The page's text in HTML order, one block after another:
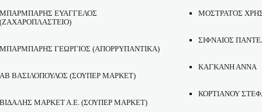
ΜΠΑΡΜΠΑΡΗΣ ΕΥΑΓΓΕΛΟΣ
(ΖΑΧΑΡΟΠΛΑΣΤΕΙΟ)
ΜΠΑΡΜΠΑΡΗΣ ΓΕΩΡΓΙΟΣ (ΑΠΟΡΡΥΠΑΝΤΙΚΑ)
ΑΒ ΒΑΣΙΛΟΠΟΥΛΟΣ (ΣΟΥΠΕΡ ΜΑΡΚΕΤ)
ΒΙΔΑΛΗΣ ΜΑΡΚΕΤ Α.Ε. (ΣΟΥΠΕΡ ΜΑΡΚΕΤ)
ΜΟΣΤΡΑΤΟΣ
ΣΙΦΝΑΙΟΣ
ΚΑΓΚΑΝΗ ΑΝΝΑ
ΚΟΡΤΙΑΝΟΥ